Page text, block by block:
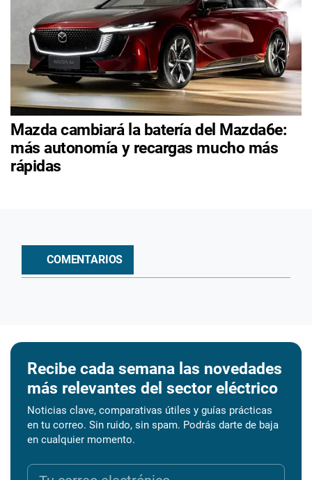
Mazda cambiará la batería del Mazda6e:
más autonomía y recargas mucho más
rápidas
COMENTARIOS
Recibe cada semana las novedades
más relevantes del sector eléctrico
Noticias clave, comparativas útiles y guías prácticas
en tu correo. Sin ruido, sin spam. Podrás darte de baja
en cualquier momento.